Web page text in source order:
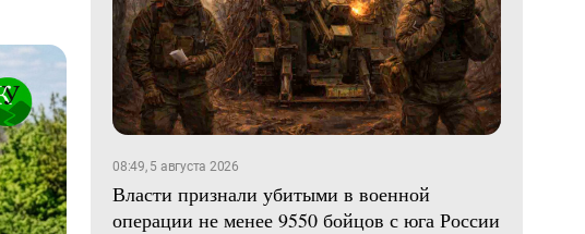
08:49, 5 августа 2026
Власти признали убитыми в военной
операции не менее 9550 бойцов с юга России